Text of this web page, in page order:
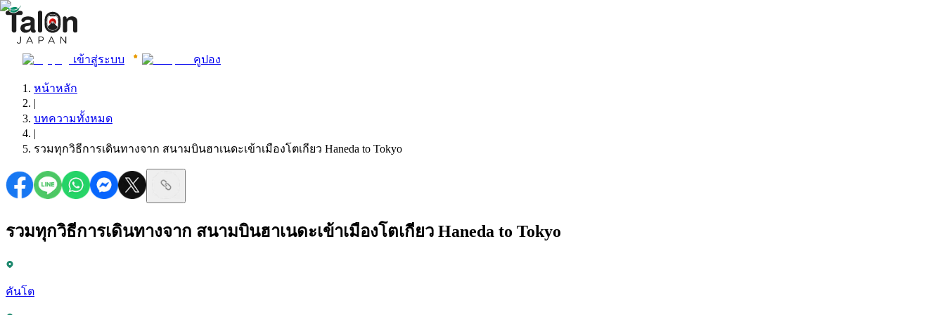
เข้าสู่ระบบ คูปอง
หน้าหลัก
|
บทความทั้งหมด
|
รวมทุกวิธีการเดินทางจาก สนามบินฮาเนดะเข้าเมืองโตเกียว Haneda to Tokyo
รวมทุกวิธีการเดินทางจาก สนามบินฮาเนดะเข้าเมืองโตเกียว Haneda to Tokyo
คันโต